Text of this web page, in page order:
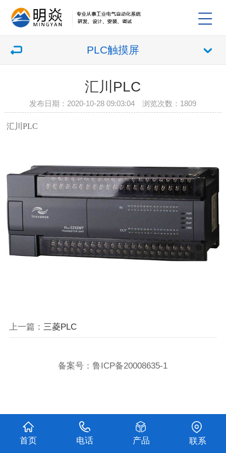
PLC触摸屏
汇川PLC
发布日期：2020-10-28 09:03:04 浏览次数：1809
汇川PLC
上一篇： 三菱PLC
备案号：鲁ICP备20008635-1
首页 电话 产品 联系